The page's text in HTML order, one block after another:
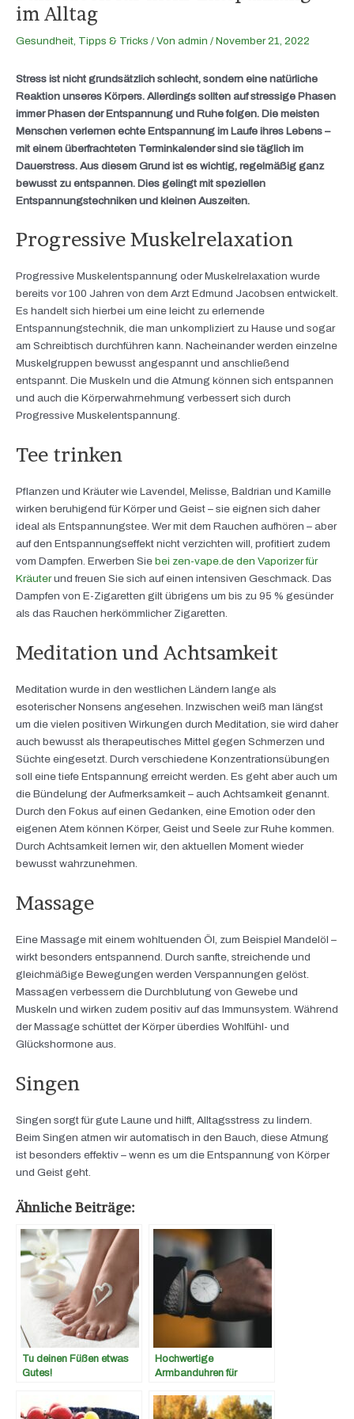
im Alltag
Gesundheit, Tipps & Tricks / Von admin / November 21, 2022
Stress ist nicht grundsätzlich schlecht, sondern eine natürliche
Reaktion unseres Körpers. Allerdings sollten auf stressige Phasen
immer Phasen der Entspannung und Ruhe folgen. Die meisten
Menschen verlernen echte Entspannung im Laufe ihres Lebens –
mit einem überfrachteten Terminkalender sind sie täglich im
Dauerstress. Aus diesem Grund ist es wichtig, regelmäßig ganz
bewusst zu entspannen. Dies gelingt mit speziellen
Entspannungstechniken und kleinen Auszeiten.
Progressive Muskelrelaxation
Progressive Muskelentspannung oder Muskelrelaxation wurde
bereits vor 100 Jahren von dem Arzt Edmund Jacobsen entwickelt.
Es handelt sich hierbei um eine leicht zu erlernende
Entspannungstechnik, die man unkompliziert zu Hause und sogar
am Schreibtisch durchführen kann. Nacheinander werden einzelne
Muskelgruppen bewusst angespannt und anschließend
entspannt. Die Muskeln und die Atmung können sich entspannen
und auch die Körperwahrnehmung verbessert sich durch
Progressive Muskelentspannung.
Tee trinken
Pflanzen und Kräuter wie Lavendel, Melisse, Baldrian und Kamille
wirken beruhigend für Körper und Geist – sie eignen sich daher
ideal als Entspannungstee. Wer mit dem Rauchen aufhören – aber
auf den Entspannungseffekt nicht verzichten will, profitiert zudem
vom Dampfen. Erwerben Sie bei zen-vape.de den Vaporizer für
Kräuterund freuen Sie sich auf einen intensiven Geschmack. Das
Dampfen von E-Zigaretten gilt übrigens um bis zu 95 % gesünder
als das Rauchen herkömmlicher Zigaretten.
Meditation und Achtsamkeit
Meditation wurde in den westlichen Ländern lange als
esoterischer Nonsens angesehen. Inzwischen weiß man längst
um die vielen positiven Wirkungen durch Meditation, sie wird daher
auch bewusst als therapeutisches Mittel gegen Schmerzen und
Süchte eingesetzt. Durch verschiedene Konzentrationsübungen
soll eine tiefe Entspannung erreicht werden. Es geht aber auch um
die Bündelung der Aufmerksamkeit – auch Achtsamkeit genannt.
Durch den Fokus auf einen Gedanken, eine Emotion oder den
eigenen Atem können Körper, Geist und Seele zur Ruhe kommen.
Durch Achtsamkeit lernen wir, den aktuellen Moment wieder
bewusst wahrzunehmen.
Massage
Eine Massage mit einem wohltuenden Öl, zum Beispiel Mandelöl –
wirkt besonders entspannend. Durch sanfte, streichende und
gleichmäßige Bewegungen werden Verspannungen gelöst.
Massagen verbessern die Durchblutung von Gewebe und
Muskeln und wirken zudem positiv auf das Immunsystem. Während
der Massage schüttet der Körper überdies Wohlfühl- und
Glückshormone aus.
Singen
Singen sorgt für gute Laune und hilft, Alltagsstress zu lindern.
Beim Singen atmen wir automatisch in den Bauch, diese Atmung
ist besonders effektiv – wenn es um die Entspannung von Körper
und Geist geht.
Ähnliche Beiträge:
Tu deinen Füßen etwas
Gutes!
Hochwertige
Armbanduhren für